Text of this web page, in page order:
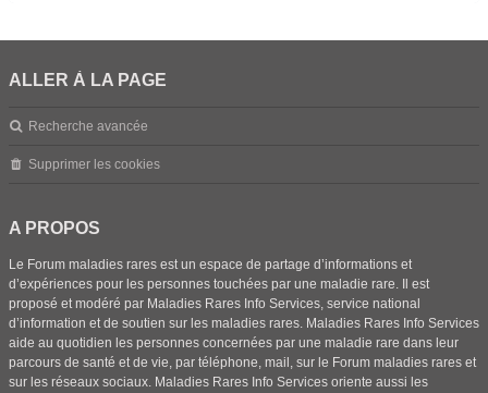
ALLER À LA PAGE
Recherche avancée
Supprimer les cookies
A PROPOS
Le Forum maladies rares est un espace de partage d’informations et
d’expériences pour les personnes touchées par une maladie rare. Il est
proposé et modéré par Maladies Rares Info Services, service national
d’information et de soutien sur les maladies rares. Maladies Rares Info Services
aide au quotidien les personnes concernées par une maladie rare dans leur
parcours de santé et de vie, par téléphone, mail, sur le Forum maladies rares et
sur les réseaux sociaux. Maladies Rares Info Services oriente aussi les